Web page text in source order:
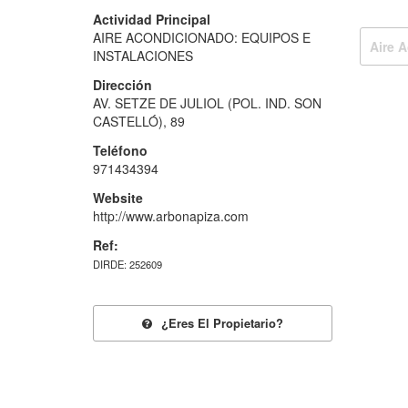
Aire
Actividad Principal
AIRE ACONDICIONADO: EQUIPOS E
INSTALACIONES
Dirección
AV. SETZE DE JULIOL (POL. IND. SON
CASTELLÓ), 89
Teléfono
971434394
Website
http://www.arbonapiza.com
Ref:
DIRDE: 252609
¿eres El Propietario?